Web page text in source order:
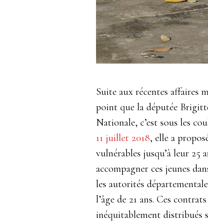
Suite aux récentes affaires
point que la députée
Nationale, c’est sous les
11 juillet 2018, elle a
vulnérables jusqu’à leur
accompagner ces jeunes
les autorités
l’âge de 21 ans. Ces
inéquitablement distribués